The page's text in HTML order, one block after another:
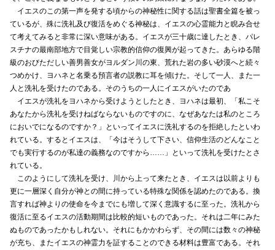
イエスのこの第一声を発する頃からの神秘性に関する話は聖書全篇を被っ
ているが、殊に洗礼及び復活をめぐる神秘は、イエスの心霊能力と睨み合せ
て考えてみると非常に深い意味がある。イエスが三十歳に達したとき、パレ
スチナの最南部地方で目覚しい宗教的信仰の復興が起ってきた。あらゆる階
級のおびただしい善男善女がヨルダン川の東、荒れた岩の多い砂漠へと続々
つめかけ、ヨハネと名乗る預言者の説教に耳を傾けた。そして一人、また一
人と洗礼を受けたのである。そのうちの一人にイエスがいたのであ
イエスが洗礼をヨハネから受けようとしたとき、ヨハネは最初、「私こそ
あなたから洗礼を受けねばならないものですのに、なぜあなたは私のところ
においでになるのですか？」といってイエスに洗礼するのを拒絶したといわ
れている。するとイエスは、「今はそうして下さい、信仰生活のどんなこと
でも実行するのが私達の義務なのですから……」といって洗礼を受けたとさ
れている。
このようにして洗礼を受け、川から上って来たとき、イエスは以前よりも
更に一層深く自分が神との間に持っている特殊な関係を認めたのである。換
言すれば神よりの使命を今までにも増して深く意識するに至った。洗礼から
復活に至るイエスの活動期間は比較的短いものであった。それは二年にみた
ぬものであったかもしれない。それにもかかわらず、その間には数々の神秘
が充ち、またイエスの神霊力を証することのできる材料は豊富である。それ